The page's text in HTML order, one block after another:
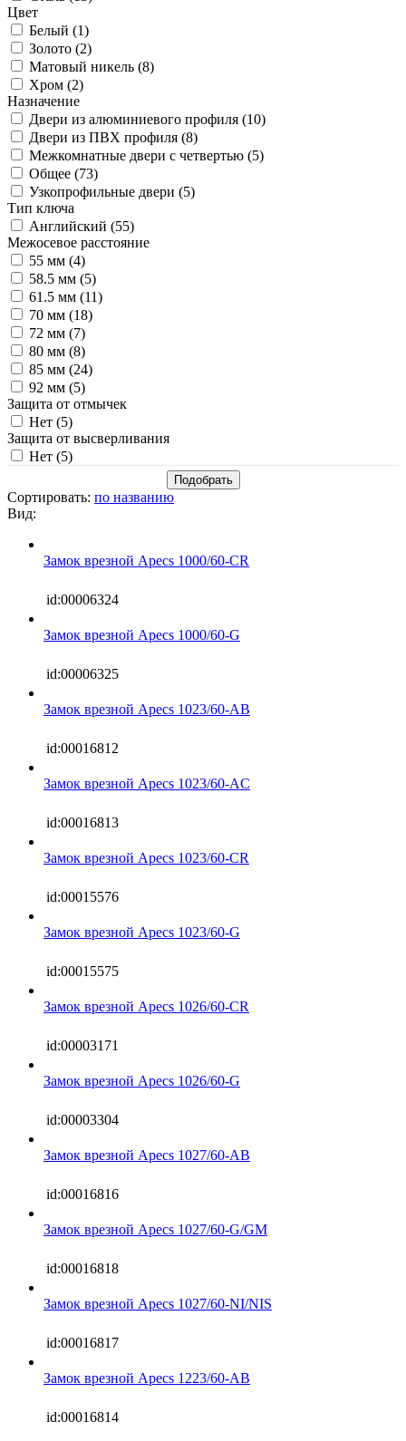
Цвет
Белый (1)
Золото (2)
Матовый никель (8)
Хром (2)
Назначение
Двери из алюминиевого профиля (10)
Двери из ПВХ профиля (8)
Межкомнатные двери с четвертью (5)
Общее (73)
Узкопрофильные двери (5)
Тип ключа
Английский (55)
Межосевое расстояние
55 мм (4)
58.5 мм (5)
61.5 мм (11)
70 мм (18)
72 мм (7)
80 мм (8)
85 мм (24)
92 мм (5)
Защита от отмычек
Нет (5)
Защита от высверливания
Нет (5)
Сортировать: по названию
Вид:
Замок врезной Apecs 1000/60-CR
id:00006324
Замок врезной Apecs 1000/60-G
id:00006325
Замок врезной Apecs 1023/60-AB
id:00016812
Замок врезной Apecs 1023/60-AC
id:00016813
Замок врезной Apecs 1023/60-CR
id:00015576
Замок врезной Apecs 1023/60-G
id:00015575
Замок врезной Apecs 1026/60-CR
id:00003171
Замок врезной Apecs 1026/60-G
id:00003304
Замок врезной Apecs 1027/60-AB
id:00016816
Замок врезной Apecs 1027/60-G/GM
id:00016818
Замок врезной Apecs 1027/60-NI/NIS
id:00016817
Замок врезной Apecs 1223/60-AB
id:00016814